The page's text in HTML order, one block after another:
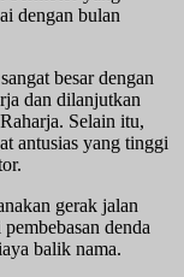
dengan bulan
besar dengan
dan dilanjutkan
Selain itu,
antusias yang tinggi
gerak jalan
denda
balik nama.